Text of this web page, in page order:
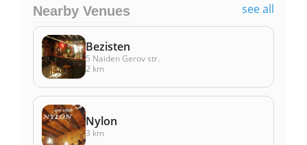
Nearby Venues see all
Bezisten
5 Naiden Gerov str.
2 km
Nylon
3 km